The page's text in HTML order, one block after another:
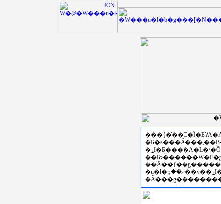
�Ƃ�s���Ă���܂��B�Z�p�C���E���ی𗬂
�u�l�ނ̍��ۉ��v��ړI�Ƃ��āA�Z�\���K����ꎖ�Ɩ{���̎�|��炵